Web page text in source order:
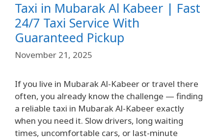
Taxi in Mubarak Al Kabeer | Fast
24/7 Taxi Service With
Guaranteed Pickup
November 21, 2025
If you live in Mubarak Al-Kabeer or travel there
often, you already know the challenge — finding
a reliable taxi in Mubarak Al-Kabeer exactly
when you need it. Slow drivers, long waiting
times, uncomfortable cars, or last-minute